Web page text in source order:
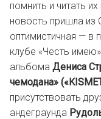
помнить и читать
новость пришла из
оптимистичная — в
клубе «Честь
альбома Дениса
чемодана»
присутствовать
андеграунда